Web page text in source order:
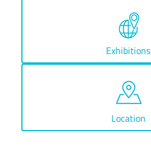
Exhibitions
Location